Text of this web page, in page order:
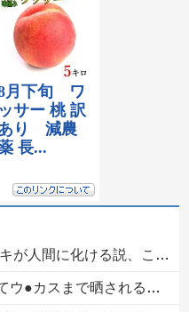
に化ける説、これ多分マジ
スまで晒されるｗｗｗｗｗ